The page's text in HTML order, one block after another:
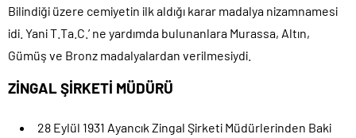
Bilindiği üzere cemiyetin ilk aldığı karar madalya nizamnamesi
idi. Yani T.Ta.C.’ ne yardımda bulunanlara Murassa, Altın,
Gümüş ve Bronz madalyalardan verilmesiydi.
ZİNGAL ŞİRKETİ MÜDÜRÜ
28 Eylül 1931 Ayancık Zingal Şirketi Müdürlerinden Baki